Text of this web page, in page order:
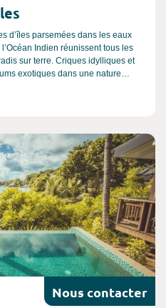
d’îles parsemées dans les eaux
Indien réunissent tous les
sur terre. Criques idylliques et
exotiques dans une nature
Nous contacter